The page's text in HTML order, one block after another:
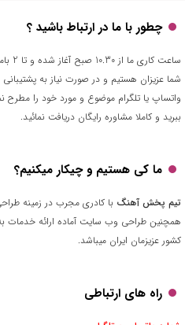
چطور با ما در ارتباط باشید ؟
شما عزیزان هستیم و در صورت نیاز به
واتساپ یا تلگرام موضوع و مورد خود را مطرح
ببرید و کاملا مشاوره رایگان دریافت نمائید.
ما کی هستیم و چیکار میکنیم؟
تیم پخش آهنگ با کادری مجرب در زمینه
همچنین طراحی وب سایت آماده ارائه خدمات
کشور عزیزمان ایران میباشد.
راه های ارتباطی